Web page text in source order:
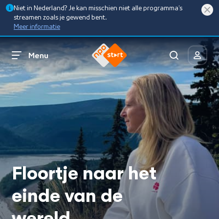
Niet in Nederland? Je kan misschien niet alle programma’s
streamen zoals je gewend bent.
Meer informatie
Menu
Floortje naar het
einde van de